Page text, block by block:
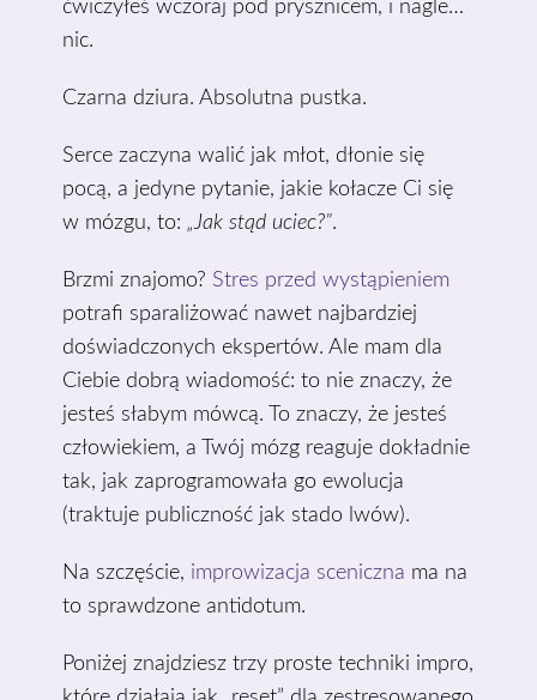
ćwiczyłeś wczoraj pod prysznicem, i nagle…
nic.
Czarna dziura. Absolutna pustka.
Serce zaczyna walić jak młot, dłonie się
pocą, a jedyne pytanie, jakie kołacze Ci się
w mózgu, to: „Jak stąd uciec?”.
Brzmi znajomo? Stres przed wystąpieniem
potrafi sparaliżować nawet najbardziej
doświadczonych ekspertów. Ale mam dla
Ciebie dobrą wiadomość: to nie znaczy, że
jesteś słabym mówcą. To znaczy, że jesteś
człowiekiem, a Twój mózg reaguje dokładnie
tak, jak zaprogramowała go ewolucja
(traktuje publiczność jak stado lwów).
Na szczęście, improwizacja sceniczna ma na
to sprawdzone antidotum.
Poniżej znajdziesz trzy proste techniki impro,